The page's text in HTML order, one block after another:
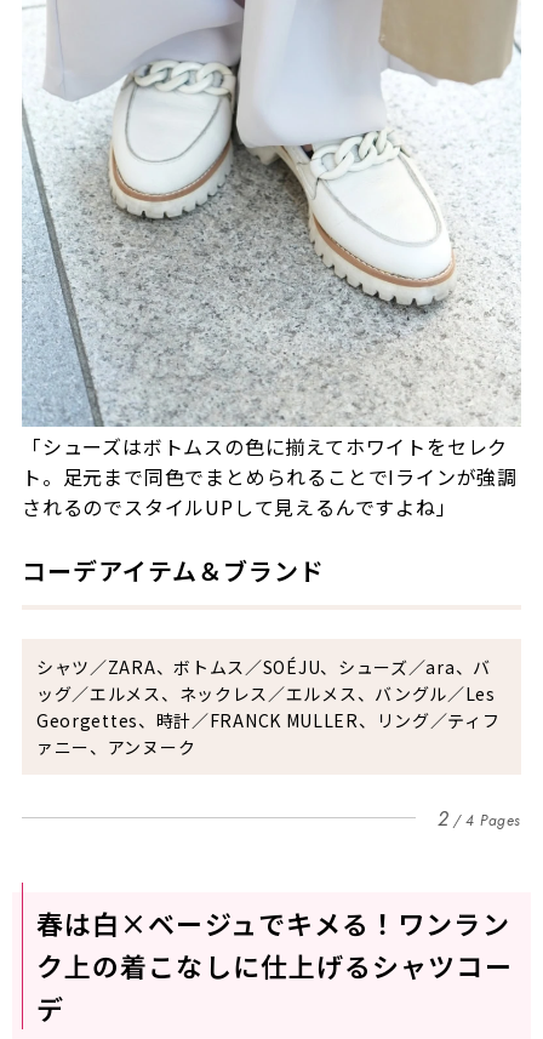
「シューズはボトムスの色に揃えてホワイトをセレク
ト。足元まで同色でまとめられることでIラインが強調
されるのでスタイルUPして見えるんですよね」
コーデアイテム＆ブランド
シャツ／ZARA、ボトムス／SOÉJU、シューズ／ara、バ
ッグ／エルメス、ネックレス／エルメス、バングル／Les
Georgettes、時計／FRANCK MULLER、リング／ティフ
ァニー、アンヌーク
2 4 Pages
春は白×ベージュでキメる！ワンラン
ク上の着こなしに仕上げるシャツコー
デ